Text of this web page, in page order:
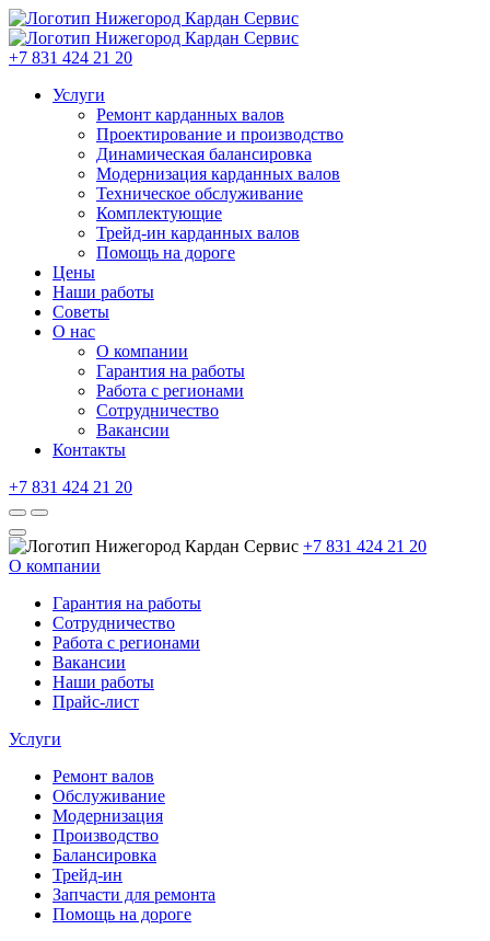
+7 831 424 21 20
Услуги
Ремонт карданных валов
Проектирование и производство
Динамическая балансировка
Модернизация карданных валов
Техническое обслуживание
Комплектующие
Трейд-ин карданных валов
Помощь на дороге
Цены
Наши работы
Советы
О нас
О компании
Гарантия на работы
Работа с регионами
Сотрудничество
Вакансии
Контакты
+7 831 424 21 20
+7 831 424 21 20
О компании
Гарантия на работы
Сотрудничество
Работа с регионами
Вакансии
Наши работы
Прайс-лист
Услуги
Ремонт валов
Обслуживание
Модернизация
Производство
Балансировка
Трейд-ин
Запчасти для ремонта
Помощь на дороге